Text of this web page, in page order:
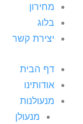
מחירון
בלוג
יצירת קשר
דף הבית
אודותינו
מנעולנות
מנעולן